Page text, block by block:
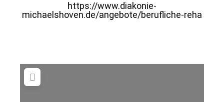
https://www.diakonie-
michaelshoven.de/angebote/berufliche-reha